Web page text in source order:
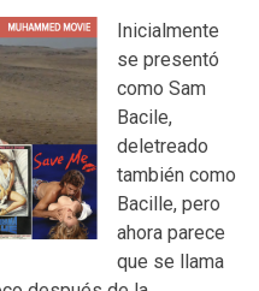
Inicialmente
se presentó
como Sam
Bacile,
deletreado
también como
Bacille, pero
ahora parece
que se llama